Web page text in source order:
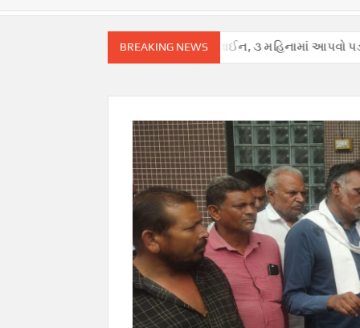
BREAKING NEWS
હાઈકોર્ટ માટે નક્કી કરી ડેડલાઈન, ૩ મહિનામાં આપવો પડશે ચુકાદો.